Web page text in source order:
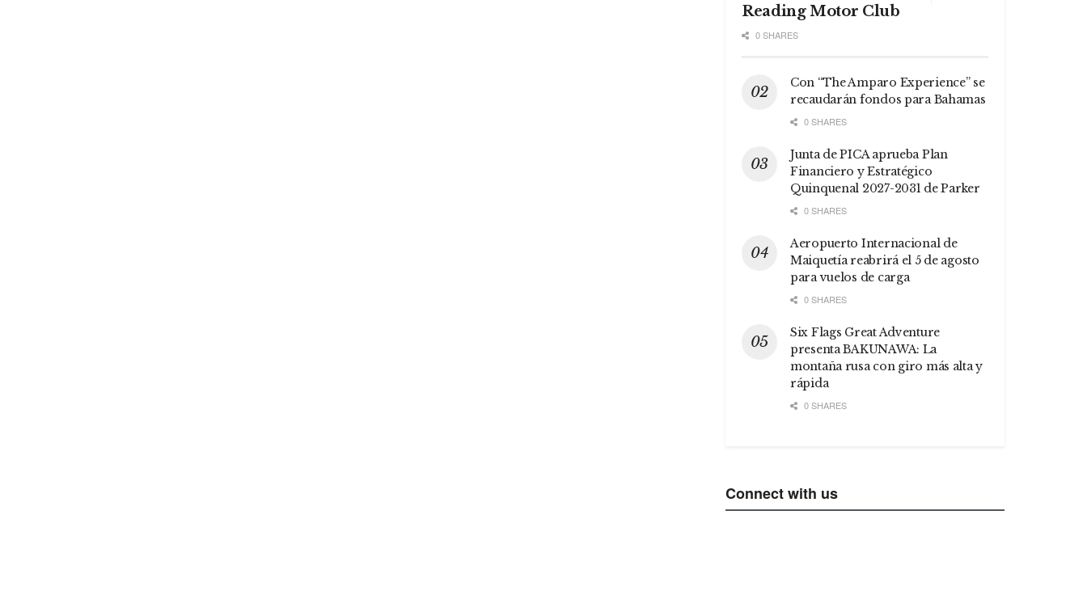
Reading Motor Club
0 SHARES
Con “The Amparo Experience” se
recaudarán fondos para Bahamas
0 SHARES
Junta de PICA aprueba Plan
Financiero y Estratégico
Quinquenal 2027-2031 de Parker
0 SHARES
Aeropuerto Internacional de
Maiquetía reabrirá el 5 de agosto
para vuelos de carga
0 SHARES
Six Flags Great Adventure
presenta BAKUNAWA: La
montaña rusa con giro más alta y
rápida
0 SHARES
Connect with us